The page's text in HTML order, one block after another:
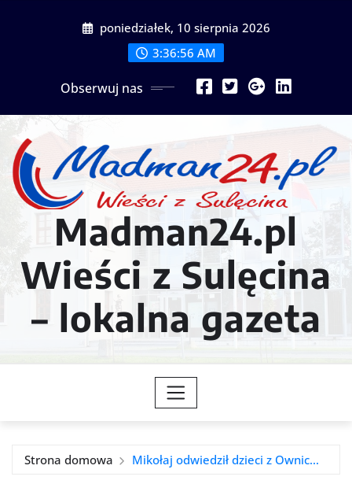
poniedziałek, 10 sierpnia 2026
3:36:58 AM
Obserwuj nas
Madman24.pl
Wieści z Sulęcina
– lokalna gazeta
Strona domowa Mikołaj odwiedził dzieci z Ownic…